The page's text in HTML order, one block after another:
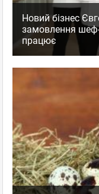
Новий бізнес
замовлення
працює